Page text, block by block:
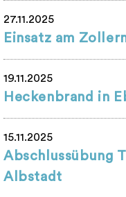
27.11.2025
Einsatz am
19.11.2025
Heckenbrand in
15.11.2025
Abschlussübung
Albstadt